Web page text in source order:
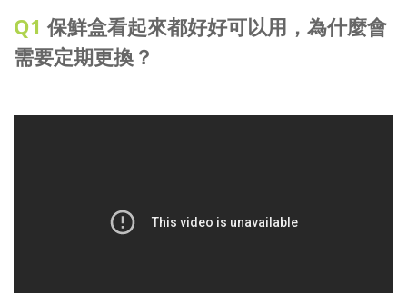
Q1 保鮮盒看起來都好好可以用，為什麼會
需要定期更換？